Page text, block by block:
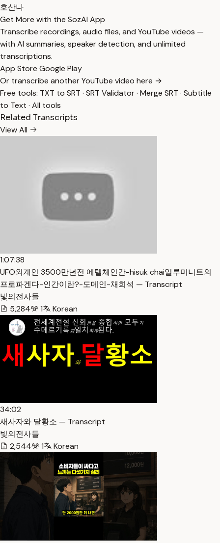
호산나
Get More with the SozAI App
Transcribe recordings, audio files, and YouTube videos —
with AI summaries, speaker detection, and unlimited
transcriptions.
App Store Google Play
Or transcribe another YouTube video here →
Free tools: TXT to SRT · SRT Validator· Merge SRT · Subtitle
to Text · All tools
Related Transcripts
View All
1:07:38
UFO외계인 3500만년전 에텔체인간-hisuk chai일루미니트의
프로파겐다-인간이란?-도메인-채희석 — Transcript
빛의전사들
5,284
1 Korean
34:02
새사자와 달황소 — Transcript
빛의전사들
2,544
1 Korean